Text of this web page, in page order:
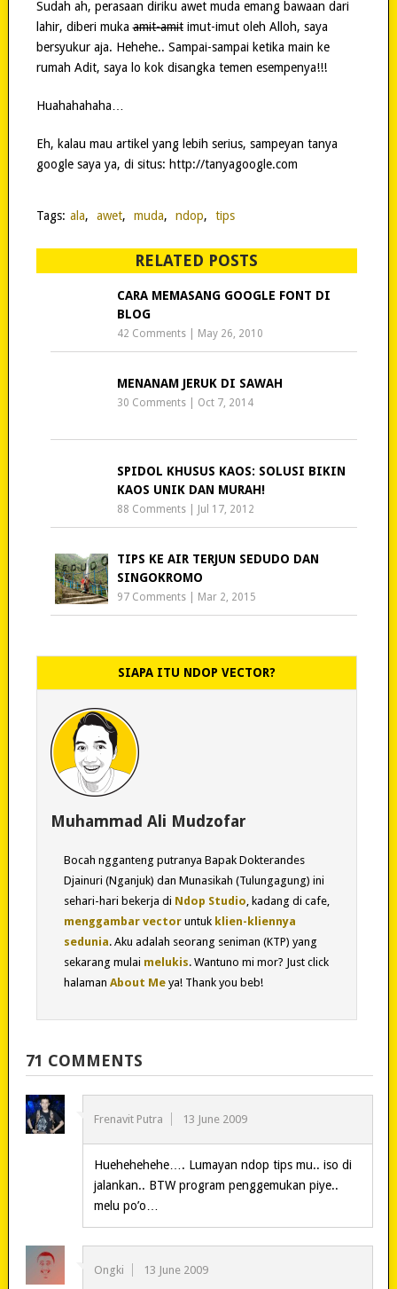
Sudah ah, perasaan diriku awet muda emang bawaan dari
lahir, diberi mukaamit-amitimut-imut oleh Alloh, saya
bersyukur aja. Hehehe.. Sampai-sampai ketika main ke
rumah Adit, saya lo kok disangka temen esempenya!!!
Huahahahaha…
Eh, kalau mau artikel yang lebih serius, sampeyan tanya
google saya ya, di situs: http://tanyagoogle.com
Tags: ala, awet, muda, ndop, tips
RELATED POSTS
CARA MEMASANG GOOGLE FONT DI
BLOG
42 Comments May 26, 2010
MENANAM JERUK DI SAWAH
30 Comments Oct 7, 2014
SPIDOL KHUSUS KAOS: SOLUSI BIKIN
KAOS UNIK DAN MURAH!
88 Comments Jul 17, 2012
TIPS KE AIR TERJUN SEDUDO DAN
SINGOKROMO
97 Comments Mar 2, 2015
SIAPA ITU NDOP VECTOR?
Muhammad Ali Mudzofar
Bocah ngganteng putranya Bapak Dokterandes
Djainuri (Nganjuk) dan Munasikah (Tulungagung) ini
sehari-hari bekerja di Ndop Studio , kadang di cafe,
menggambar vectoruntuk klien-kliennya
sedunia. Aku adalah seorang seniman (KTP) yang
sekarang mulai melukis. Wantuno mi mor? Just click
halaman About Meya! Thank you beb!
71 COMMENTS
Frenavit Putra 13 June 2009
Huehehehehe…. Lumayan ndop tips mu.. iso di
jalankan.. BTW program penggemukan piye..
melu po’o…
Ongki 13 June 2009